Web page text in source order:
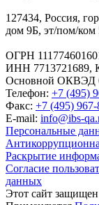
127434, Россия,
дом 9Б, эт/пом/
ОГРН
ИНН 7713721689,
Основной ОКВЭД
Телефон: +7 (495)
Факс: +7 (495) 967-
E-mail: info@ibs-
Персональные
Раскрытие
Согласие
данных
Этот сайт защищен